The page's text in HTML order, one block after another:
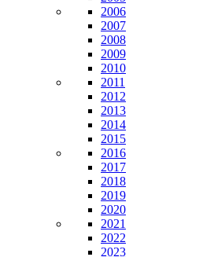
2006
2007
2008
2009
2010
2011
2012
2013
2014
2015
2016
2017
2018
2019
2020
2021
2022
2023